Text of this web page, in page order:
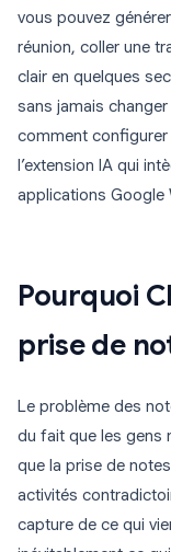
vous pouvez
réunion, coller une
clair en quelques
sans jamais
comment
l’extension IA qui
applications Google
Pourquoi
prise de
Le problème des
du fait que les gens
que la prise de
activités
capture de ce qui